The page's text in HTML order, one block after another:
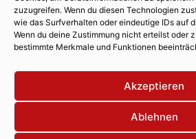
zuzugreifen. Wenn du diesen Technologien
wie das Surfverhalten oder eindeutige IDs auf
Wenn du deine Zustimmung nicht erteilst oder
bestimmte Merkmale und Funktionen
Akzeptieren
Ablehnen
Werbung
Contenterstellung
Lokalnachrichten
Lokalfernsehen
Eventkalender